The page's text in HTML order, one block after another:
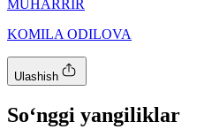
MUHARRIR
KOMILA ODILOVA
Ulashish
So‘nggi yangiliklar